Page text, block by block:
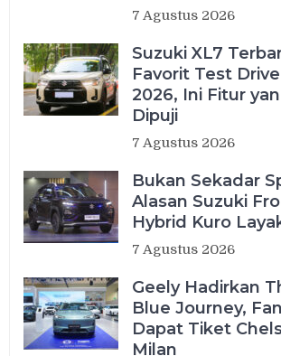
7 Agustus 2026
Suzuki XL7
Favorit Test
2026, Ini Fitur
Dipuji
7 Agustus 2026
Bukan Sekadar
Alasan Suzuki
Hybrid Kuro
7 Agustus 2026
Geely Hadirkan
Blue Journey,
Dapat Tiket
Milan